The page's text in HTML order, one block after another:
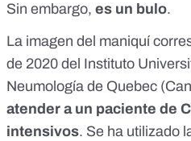
Sin embargo, es un bulo.
La imagen del maniquí
de 2020 del Instituto
Neumología de Quebec
atender a un paciente de
intensivos. Se ha utilizado